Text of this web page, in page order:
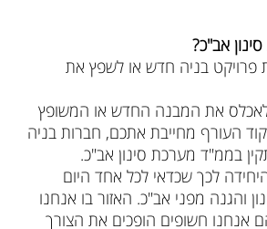
אב"כ?
פרויקט בניה חדש או לשפץ את
לקבל טופס 4 ולאכלס את המבנה החדש או המשופץ
של פיקוד העורף מחייבת אתכם, חברות בניה
בממ"ד מערכת סינון אב"כ.
לכך שכדאי לכל אחד היום
והגנה מפני אב"כ. האזור בו אנחנו
אנחנו חשופים הופכים את הצורך